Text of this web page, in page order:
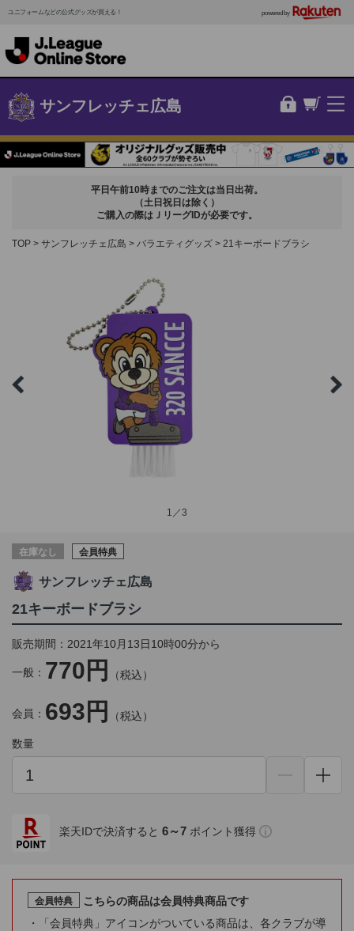
ユニフォームなどの公式グッズが買える！ powered by
サンフレッチェ広島
平日午前10時までのご注文は当日出荷。
（土日祝日は除く）
ご購入の際はＪリーグIDが必要です。
TOP サンフレッチェ広島 バラエティグッズ 21キーボードブラシ
1／3
在庫なし 会員特典
サンフレッチェ広島
21キーボードブラシ
販売期間：2021年10月13日10時00分から
一般： 770円 （税込）
会員： 693円 （税込）
数量
楽天IDで決済すると 6～7 ポイント獲得
会員特典
こちらの商品は会員特典商品です
「会員特典」アイコンがついている商品は、各クラブが導